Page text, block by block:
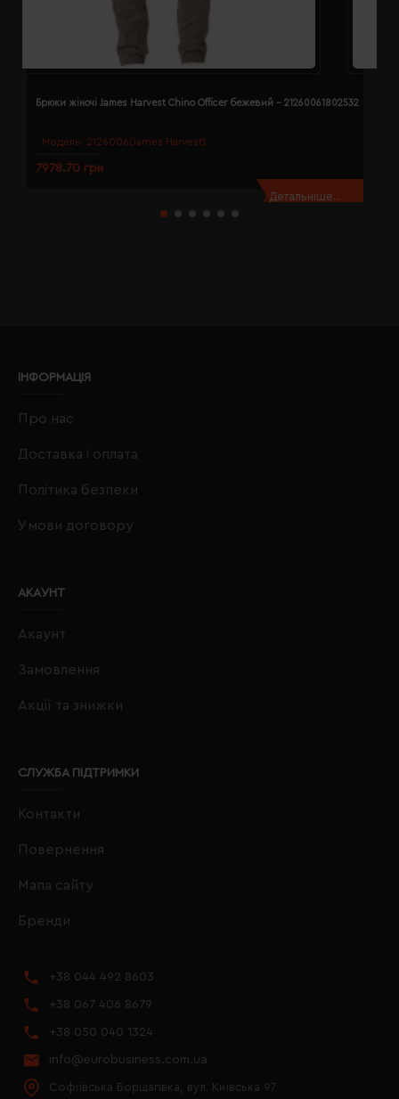
Модель: 2126006(James Harvest)
Брюки жіночі James Harvest Chino Officer бежевий - 21260061802532
7978.70 грн
Детальніше...
ІНФОРМАЦІЯ
Про нас
Доставка і оплата
Політика безпеки
Умови договору
АКАУНТ
Акаунт
Замовлення
Акції та знижки
СЛУЖБА ПІДТРИМКИ
Контакти
Повернення
Мапа сайту
Бренди
+38 044 492 8603
+38 067 406 8679
+38 050 040 1324
info@eurobusiness.com.ua
Софіївська Борщагівка, вул. Київська 97